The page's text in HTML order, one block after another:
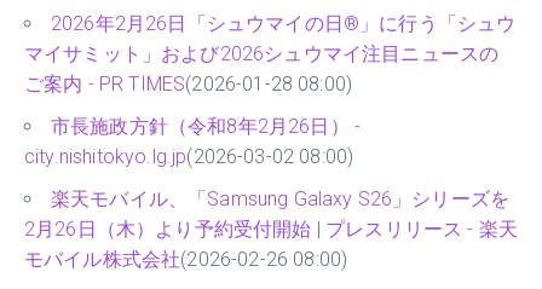
2026年2月26日「シュウマイの日®」に行う「シュウ
マイサミット」および2026シュウマイ注目ニュースの
ご案内 - PR TIMES(2026-01-28 08:00)
市長施政方針（令和8年2月26日） -
city.nishitokyo.lg.jp(2026-03-02 08:00)
楽天モバイル、「Samsung Galaxy S26」シリーズを
2月26日（木）より予約受付開始 | プレスリリース - 楽天
モバイル株式会社(2026-02-26 08:00)